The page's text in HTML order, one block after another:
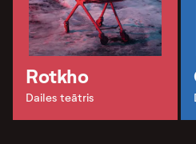
Rotkho
Dailes teātris